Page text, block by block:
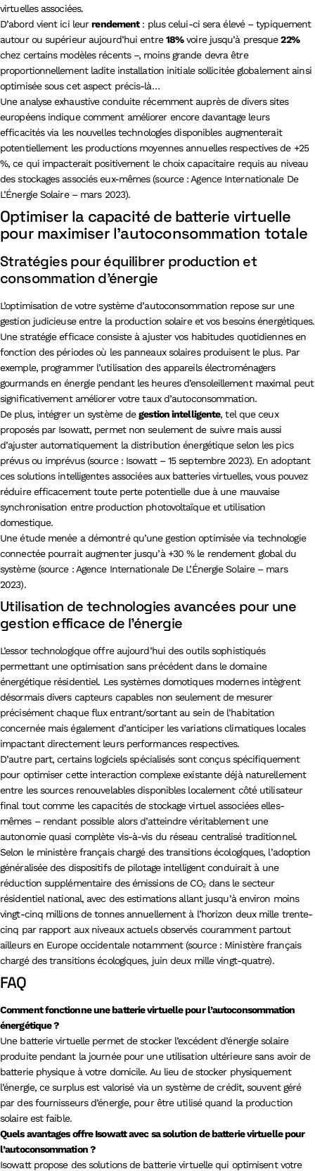
virtuelles associées.
D’abord vient ici leurrendement: plus celui-ci sera élevé – typiquement
autour ou supérieur aujourd’hui entre18%voire jusqu’à presque22%
chez certains modèles récents –, moins grande devra être
proportionnellement ladite installation initiale sollicitée globalement ainsi
optimisée sous cet aspect précis-là…
Une analyse exhaustive conduite récemment auprès de divers sites
européens indique comment améliorer encore davantage leurs
efficacités via les nouvelles technologies disponibles augmenterait
potentiellement les productions moyennes annuelles respectives de +25
%, ce qui impacterait positivement le choix capacitaire requis au niveau
des stockages associés eux-mêmes (source : Agence Internationale De
L’Énergie Solaire – mars 2023).
Optimiser la capacité de batterie virtuelle
pour maximiser l’autoconsommation totale
Stratégies pour équilibrer production et
consommation d’énergie
L’optimisation de votre système d’autoconsommation repose sur une
gestion judicieuse entre la production solaire et vos besoins énergétiques.
Une stratégie efficace consiste à ajuster vos habitudes quotidiennes en
fonction des périodes où les panneaux solaires produisent le plus. Par
exemple, programmer l’utilisation des appareils électroménagers
gourmands en énergie pendant les heures d’ensoleillement maximal peut
significativement améliorer votre taux d’autoconsommation.
De plus, intégrer un système degestion intelligente, tel que ceux
proposés par Isowatt, permet non seulement de suivre mais aussi
d’ajuster automatiquement la distribution énergétique selon les pics
prévus ou imprévus (source : Isowatt – 15 septembre 2023). En adoptant
ces solutions intelligentes associées aux batteries virtuelles, vous pouvez
réduire efficacement toute perte potentielle due à une mauvaise
synchronisation entre production photovoltaïque et utilisation
domestique.
Une étude menée a démontré qu’une gestion optimisée via technologie
connectée pourrait augmenter jusqu’à +30 % le rendement global du
système (source : Agence Internationale De L’Énergie Solaire – mars
2023).
Utilisation de technologies avancées pour une
gestion efficace de l’énergie
L’essor technologique offre aujourd’hui des outils sophistiqués
permettant une optimisation sans précédent dans le domaine
énergétique résidentiel. Les systèmes domotiques modernes intègrent
désormais divers capteurs capables non seulement de mesurer
précisément chaque flux entrant/sortant au sein de l’habitation
concernée mais également d’anticiper les variations climatiques locales
impactant directement leurs performances respectives.
D’autre part, certains logiciels spécialisés sont conçus spécifiquement
pour optimiser cette interaction complexe existante déjà naturellement
entre les sources renouvelables disponibles localement côté utilisateur
final tout comme les capacités de stockage virtuel associées elles-
mêmes – rendant possible alors d’atteindre véritablement une
autonomie quasi complète vis-à-vis du réseau centralisé traditionnel.
Selon le ministère français chargé des transitions écologiques, l’adoption
généralisée des dispositifs de pilotage intelligent conduirait à une
réduction supplémentaire des émissions de CO₂ dans le secteur
résidentiel national, avec des estimations allant jusqu’à environ moins
vingt-cinq millions de tonnes annuellement à l’horizon deux mille trente-
cinq par rapport aux niveaux actuels observés couramment partout
ailleurs en Europe occidentale notamment (source : Ministère français
chargé des transitions écologiques, juin deux mille vingt-quatre).
FAQ
Comment fonctionne une batterie virtuelle pour l’autoconsommation
énergétique ?
Une batterie virtuelle permet de stocker l’excédent d’énergie solaire
produite pendant la journée pour une utilisation ultérieure sans avoir de
batterie physique à votre domicile. Au lieu de stocker physiquement
l’énergie, ce surplus est valorisé via un système de crédit, souvent géré
par des fournisseurs d’énergie, pour être utilisé quand la production
solaire est faible.
Quels avantages offre Isowatt avec sa solution de batterie virtuelle pour
l’autoconsommation ?
Isowatt propose des solutions de batterie virtuelle qui optimisent votre